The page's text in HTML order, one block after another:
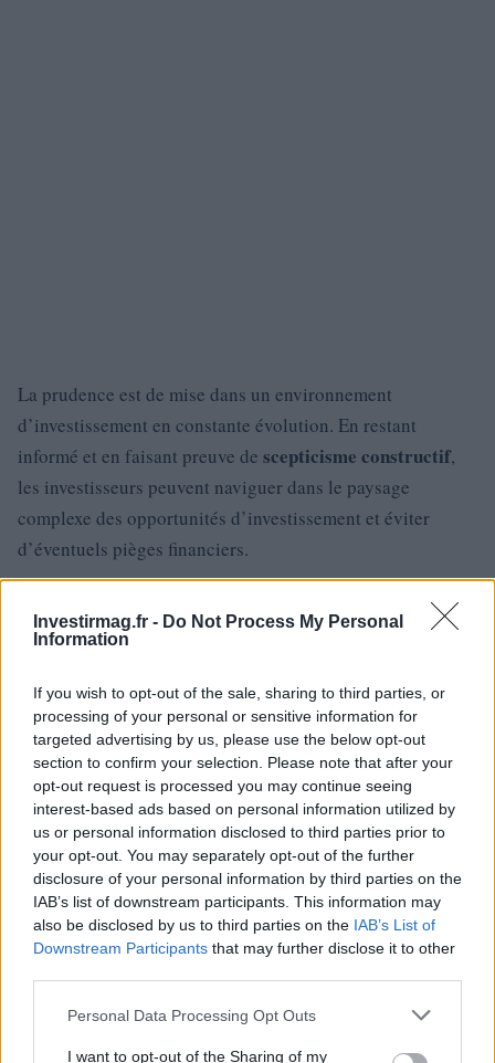
Investirmag.fr - Do Not Process My Personal
Information
If you wish to opt-out of the sale, sharing to third parties, or
processing of your personal or sensitive information for
targeted advertising by us, please use the below opt-out
section to confirm your selection. Please note that after your
opt-out request is processed you may continue seeing
interest-based ads based on personal information utilized by
us or personal information disclosed to third parties prior to
your opt-out. You may separately opt-out of the further
disclosure of your personal information by third parties on the
IAB’s list of downstream participants. This information may
also be disclosed by us to third parties on the IAB’s List of
Downstream Participants that may further disclose it to other
Please note that this website/app uses one or more Google
not limited to your visit or usage behaviour. You may click to
Personal Data Processing Opt Outs
I want to opt-out of the Sharing of my
La prudence est de mise dans un environnement
d’investissement en constante évolution. En restant
informé et en faisant preuve de scepticisme constructif,
les investisseurs peuvent naviguer dans le paysage
complexe des opportunités d’investissement et éviter
d’éventuels pièges financiers.
AUTEUR
Staff